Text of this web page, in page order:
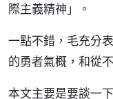
際主義精神」。
一點不錯，毛充分
的勇者氣概，和從
本文主要是要談一